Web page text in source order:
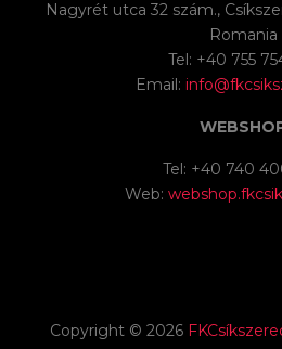
Nagyrét utca 32 szám.,
Romania
Tel: +40 755
Email:
Tel: +40 740
Web:
Copyright © 2026